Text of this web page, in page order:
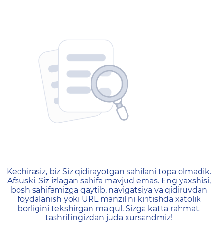
404 — Страница не
Kechirasiz, biz Siz qidirayotgan sahifani topa olmadik.
Afsuski, Siz izlagan sahifa mavjud emas. Eng yaxshisi,
bosh sahifamizga qaytib, navigatsiya va qidiruvdan
foydalanish yoki URL manzilini kiritishda xatolik
borligini tekshirgan ma'qul. Sizga katta rahmat,
tashrifingizdan juda xursandmiz!